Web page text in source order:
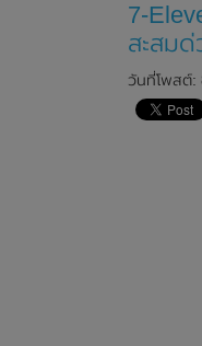
7-
สะสมด่
วันที่โพสต์: